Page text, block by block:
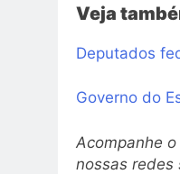
Veja
Deputados
Governo do
Acompanhe o
nossas redes